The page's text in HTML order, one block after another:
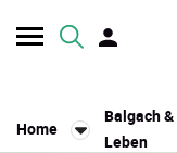
Kopfzeile
Home
Balgach &
Leben